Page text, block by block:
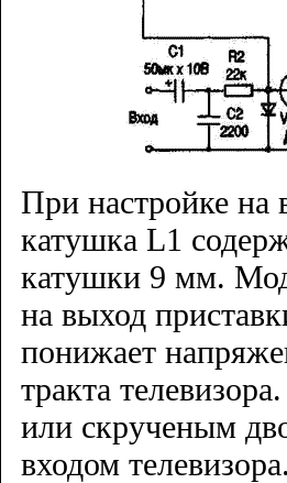
При настройке на
катушка L1
катушки 9 мм.
на выход
понижает
тракта
или скрученым
входом